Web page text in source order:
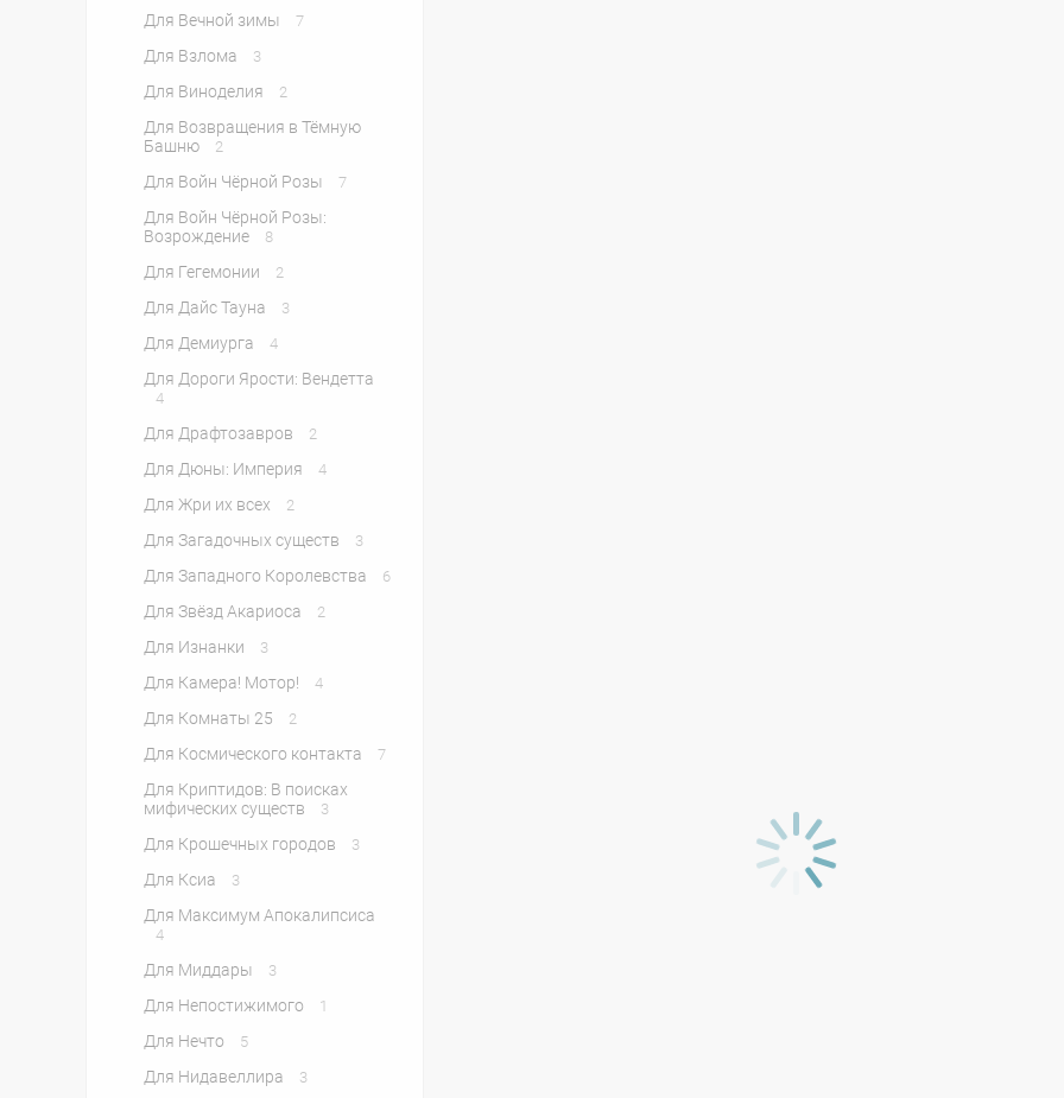
Для Вечной зимы 7
Для Взлома 3
Для Виноделия 2
Для Возвращения в Тёмную
Башню
2
Для Войн Чёрной Розы 7
Для Войн Чёрной Розы:
Возрождение
8
Для Гегемонии 2
Для Дайс Тауна 3
Для Демиурга 4
Для Дороги Ярости: Вендетта
4
Для Драфтозавров 2
Для Дюны: Империя 4
Для Жри их всех 2
Для Загадочных существ 3
Для Западного Королевства 6
Для Звёзд Акариоса 2
Для Изнанки 3
Для Камера! Мотор! 4
Для Комнаты 25 2
Для Космического контакта 7
Для Криптидов: В поисках
мифических существ
3
Для Крошечных городов 3
Для Ксиа 3
Для Максимум Апокалипсиса
4
Для Миддары 3
Для Непостижимого 1
Для Нечто 5
Для Нидавеллира 3